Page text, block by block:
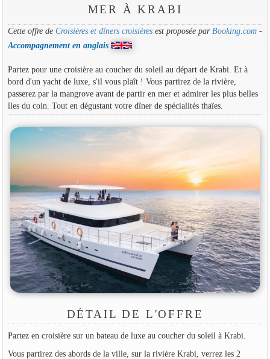
MER À KRABI
Cette offre de Croisières et dîners croisièresest proposée parBooking.com-
Accompagnement en anglais
Partez pour une croisière au coucher du soleil au départ de Krabi. Et à
bord d'un yacht de luxe, s'il vous plaît ! Vous partirez de la rivière,
passerez par la mangrove avant de partir en mer et admirer les plus belles
îles du coin. Tout en dégustant votre dîner de spécialités thaïes.
DÉTAIL DE L'OFFRE
Partez en croisière sur un bateau de luxe au coucher du soleil à Krabi.
Vous partirez des abords de la ville, sur la rivière Krabi, verrez les 2